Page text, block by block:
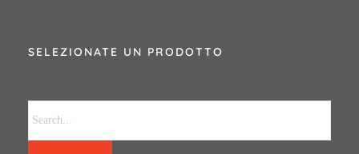
SELEZIONATE UN PRODOTTO